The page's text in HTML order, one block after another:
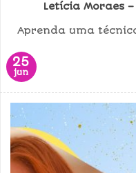
Letícia Moraes –
Aprenda uma
25
jun